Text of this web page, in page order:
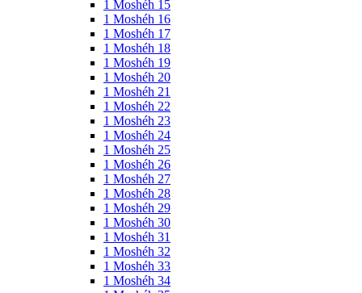
1 Moshéh 15
1 Moshéh 16
1 Moshéh 17
1 Moshéh 18
1 Moshéh 19
1 Moshéh 20
1 Moshéh 21
1 Moshéh 22
1 Moshéh 23
1 Moshéh 24
1 Moshéh 25
1 Moshéh 26
1 Moshéh 27
1 Moshéh 28
1 Moshéh 29
1 Moshéh 30
1 Moshéh 31
1 Moshéh 32
1 Moshéh 33
1 Moshéh 34